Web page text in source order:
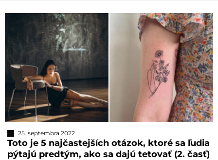
25. septembra 2022
Toto je 5 najčastejších otázok, ktoré sa ľudia
pýtajú predtým, ako sa dajú tetovať (2. časť)